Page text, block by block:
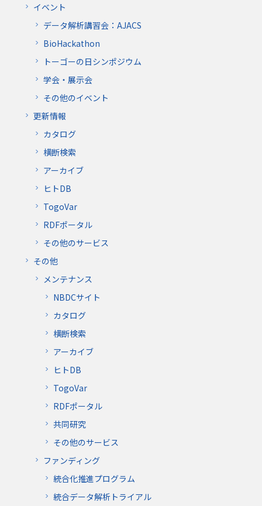
イベント
データ解析講習会：AJACS
BioHackathon
トーゴーの日シンポジウム
学会・展示会
その他のイベント
更新情報
カタログ
横断検索
アーカイブ
ヒトDB
TogoVar
RDFポータル
その他のサービス
その他
メンテナンス
NBDCサイト
カタログ
横断検索
アーカイブ
ヒトDB
TogoVar
RDFポータル
共同研究
その他のサービス
ファンディング
統合化推進プログラム
統合データ解析トライアル